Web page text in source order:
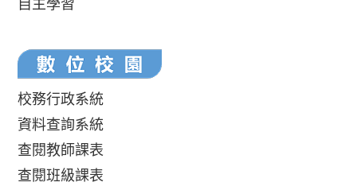
校務行政系統
資料查詢系統
查閱教師課表
查閱班級課表